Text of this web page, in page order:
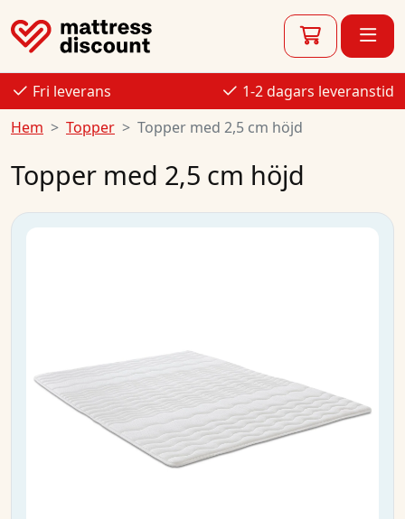
Fri leverans
1-2 dagars leveranstid
Hem
Topper Topper med 2,5 cm höjd
Topper med 2,5 cm höjd